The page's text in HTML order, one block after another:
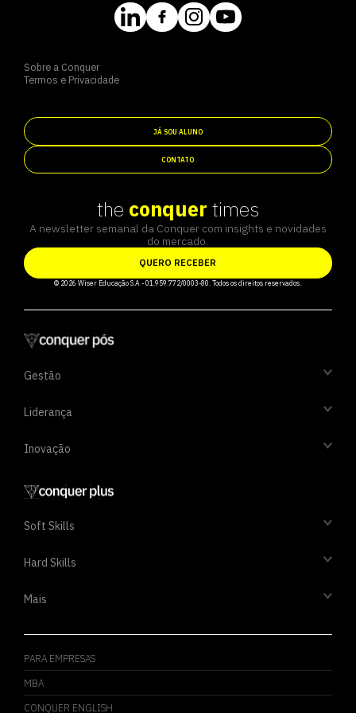
Sobre a Conquer
Termos e Privacidade
JÁ SOU ALUNO
CONTATO
the conquer times
A newsletter semanal da Conquer com insights e novidades
do mercado.
QUERO RECEBER
© 2026 Wiser Educação S.A - 01.959.772/0003-80. Todos os direitos reservados.
Gestão
Liderança
Inovação
Soft Skills
Hard Skills
Mais
PARA EMPRESAS
MBA
CONQUER ENGLISH